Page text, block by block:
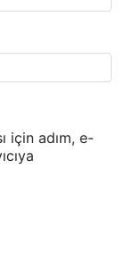
için adım, e-